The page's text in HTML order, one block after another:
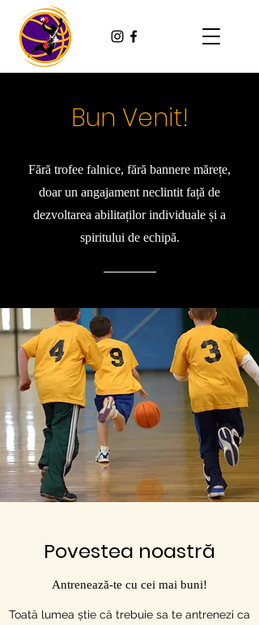
Bun Venit!
Fără trofee falnice, fără bannere mărețe,
doar un angajament neclintit față de
dezvoltarea abilitaților individuale și a
spiritului de echipă.
Povestea noastră
Antrenează-te cu cei mai buni!
Toată lumea știe că trebuie sa te antrenezi ca